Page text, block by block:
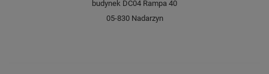
budynek DC04 Rampa 40
05-830 Nadarzyn